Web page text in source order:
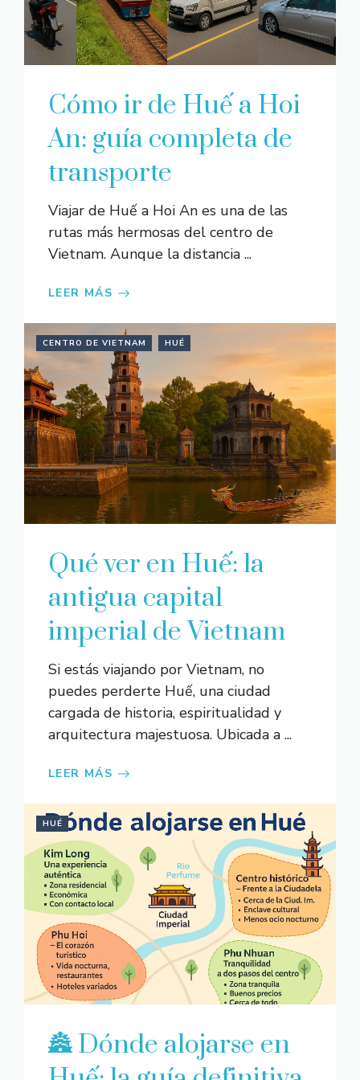
Cómo ir de Huế a Hoi
An: guía completa de
transporte
Viajar de Huế a Hoi An es una de las
rutas más hermosas del centro de
Vietnam. Aunque la distancia ...
LEER MÁS
CENTRO DE VIETNAM HUÉ
Qué ver en Huế: la
antigua capital
imperial de Vietnam
Si estás viajando por Vietnam, no
puedes perderte Huế, una ciudad
cargada de historia, espiritualidad y
arquitectura majestuosa. Ubicada a ...
LEER MÁS
HUÉ
🏯 Dónde alojarse en